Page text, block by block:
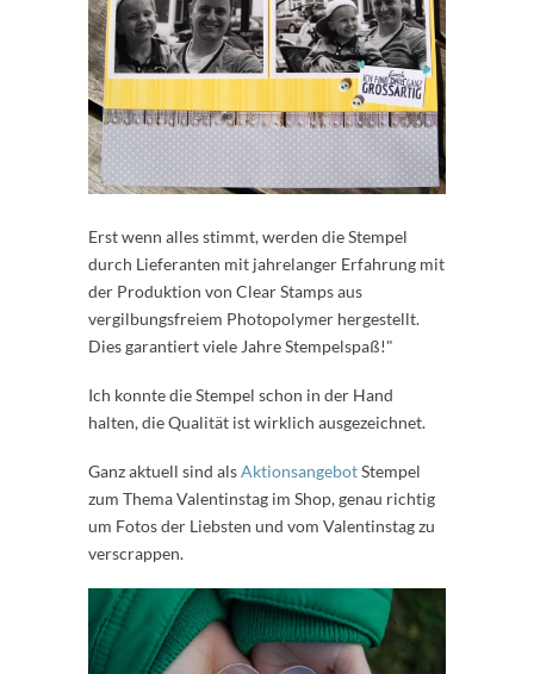
Erst wenn alles stimmt, werden die Stempel
durch Lieferanten mit jahrelanger Erfahrung mit
der Produktion von Clear Stamps aus
vergilbungsfreiem Photopolymer hergestellt.
Dies garantiert viele Jahre Stempelspaß!"
Ich konnte die Stempel schon in der Hand
halten, die Qualität ist wirklich ausgezeichnet.
Ganz aktuell sind alsAktionsangebotStempel
zum Thema Valentinstag im Shop, genau richtig
um Fotos der Liebsten und vom Valentinstag zu
verscrappen.